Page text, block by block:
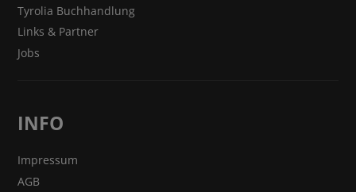
Tyrolia Buchhandlung
Links & Partner
Jobs
INFO
Impressum
AGB